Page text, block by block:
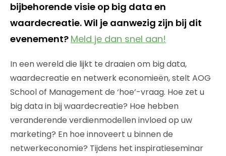
bijbehorende visie op big data en
waardecreatie. Wil je aanwezig zijn bij dit
evenement? Meld je dan snel aan!
In een wereld die lijkt te draaien om big data,
waardecreatie en netwerk economieën, stelt AOG
School of Management de ‘hoe’-vraag. Hoe zet u
big data in bij waardecreatie? Hoe hebben
veranderende verdienmodellen invloed op uw
marketing? En hoe innoveert u binnen de
netwerkeconomie? Tijdens het inspiratieseminar